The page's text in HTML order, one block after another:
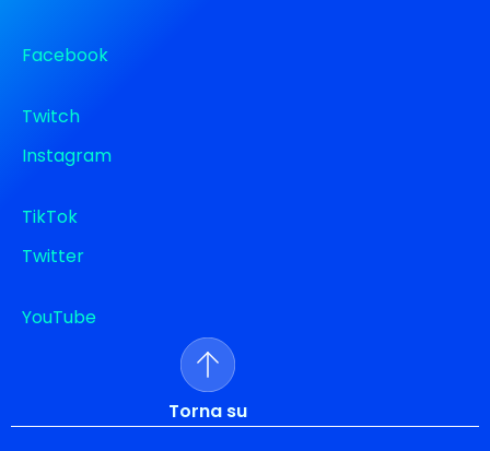
Facebook
Twitch
Instagram
TikTok
Twitter
YouTube
Torna su